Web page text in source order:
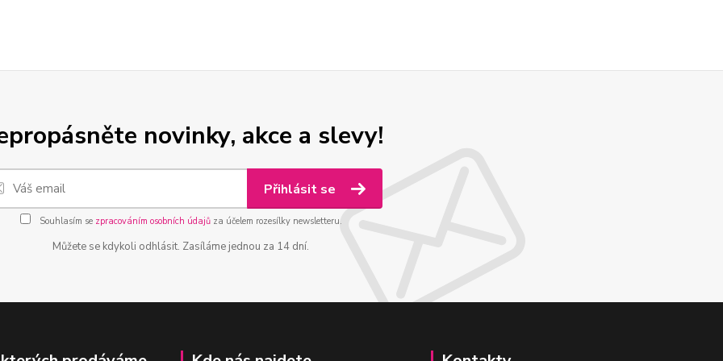
novinky, akce a slevy!
Přihlásit se
Souhlasím se zpracováním osobních údajůza účelem rozesílky newsletteru.
Můžete se kdykoli odhlásit. Zasíláme jednou za 14 dní.